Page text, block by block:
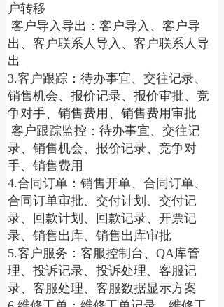
户转移
客户导入导出：客户导入、客户导
出、客户联系人导入、客户联系人导
出
3.客户跟踪：待办事宜、交往记录、
销售机会、报价记录、报价审批、竞
争对手、销售费用、销售费用审批
客户跟踪监控：待办事宜、交往记
录、销售机会、报价记录、竞争对
手、销售费用
4.合同订单：销售开单、合同订单、
合同订单审批、交付计划、交付记
录、回款计划、回款记录、开票记
录、销售出库、销售出库审批
5.客户服务：客服控制台、QA库管
理、投诉记录、投诉处理、客服记
录、客服处理、客服数据显示方案